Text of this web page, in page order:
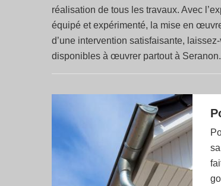
réalisation de tous les travaux. Avec
équipé et expérimenté, la mise en
d’une intervention satisfaisante,
disponibles à œuvrer partout à Seranon.